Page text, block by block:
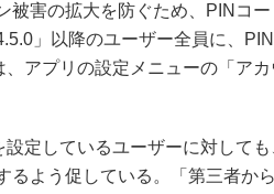
害の拡大を防ぐため、PINコ
」以降のユーザー全員に、
、アプリの設定メニューの「ア
定しているユーザーに対して
るよう促している。「第三者か